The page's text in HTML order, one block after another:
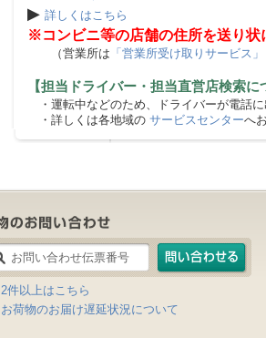
▶ 詳しくはこちら
※コンビニ等の店舗の住所を送り状
（営業所は 「営業所受け取りサービス」
【担当ドライバー・担当直営店検索に
・運転中などのため、ドライバーが電話に
・詳しくは各地域の サービスセンターへ
2件以上はこちら
お荷物のお届け遅延状況について